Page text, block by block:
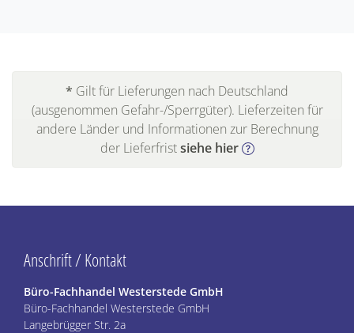
* Gilt für Lieferungen nach Deutschland
(ausgenommen Gefahr-/Sperrgüter). Lieferzeiten für
andere Länder und Informationen zur Berechnung
der Lieferfristsiehe hier
Anschrift / Kontakt
Büro-Fachhandel Westerstede GmbH
Büro-Fachhandel Westerstede GmbH
Langebrügger Str. 2a